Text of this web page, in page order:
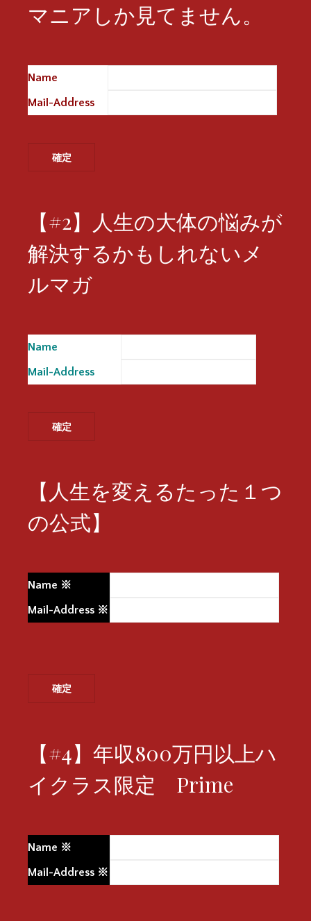
マニアしか見てません。
Name
Mail-Address
【#2】人生の大体の悩みが
解決するかもしれないメ
ルマガ
Name
Mail-Address
【人生を変えるたった１つ
の公式】
Name ※
Mail-Address ※
【#4】年収800万円以上ハ
イクラス限定 Prime
Name ※
Mail-Address ※